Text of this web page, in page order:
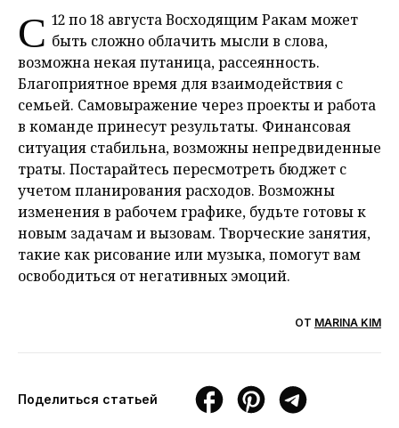
С 12 по 18 августа Восходящим Ракам может
быть сложно облачить мысли в слова,
возможна некая путаница, рассеянность.
Благоприятное время для взаимодействия с
семьей. Самовыражение через проекты и работа
в команде принесут результаты. Финансовая
ситуация стабильна, возможны непредвиденные
траты. Постарайтесь пересмотреть бюджет с
учетом планирования расходов. Возможны
изменения в рабочем графике, будьте готовы к
новым задачам и вызовам. Творческие занятия,
такие как рисование или музыка, помогут вам
освободиться от негативных эмоций.
ОТ MARINA KIM
Поделиться статьей